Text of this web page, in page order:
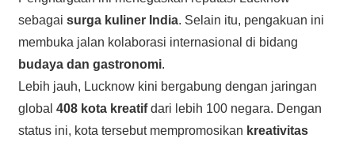
sebagai surga kuliner India. Selain itu, pengakuan ini
membuka jalan kolaborasi internasional di bidang
budaya dan gastronomi.
Lebih jauh, Lucknow kini bergabung dengan jaringan
global 408 kota kreatifdari lebih 100 negara. Dengan
status ini, kota tersebut mempromosikan kreativitas